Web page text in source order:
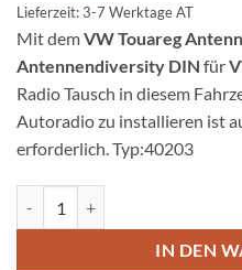
Lieferzeit: 3-7 Werktage AT
Mit demVW Touareg
Antennendiversity DIN für
Radio Tausch in diesem
Autoradio zu installieren ist
erforderlich. Typ:40203
IN DEN